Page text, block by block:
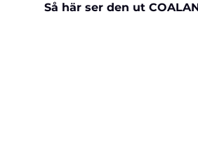
Så här ser den ut